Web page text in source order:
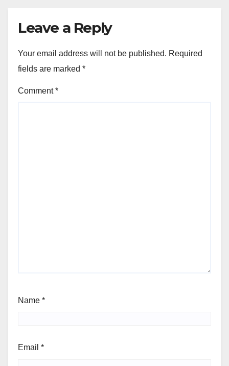
Leave a Reply
Your email address will not be published. Required
fields are marked *
Comment*
Name *
Email *